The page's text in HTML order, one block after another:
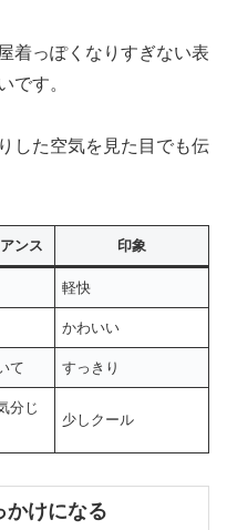
着っぽくなりすぎない表
です。
した空気を見た目でも伝
ンス 印象
軽快
かわいい
て すっきり
分じ
少しクール
かけになる